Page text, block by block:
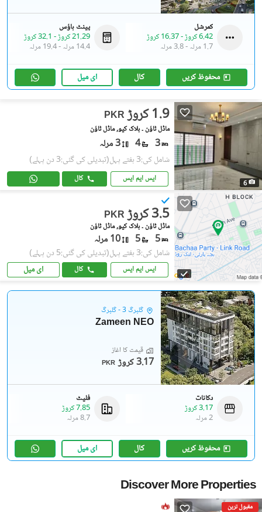
کمرشل
6.42 کروڑ
-16.37 کروڑ
1.7 مرلہ
-3.8 مرلہ
پینٹ ہاؤس
21.29 کروڑ
- 32.1 کروڑ
14.4 مرلہ
-19.4 مرلہ
محفوظ کریں کال ای میل
6
PKR 1.9 کروڑ
ماڈل ٹاؤن ۔ بلاک کیو, ماڈل ٹاؤن
3
4 3 مرلہ
شامل کی:3 ہفتے پہل (تبدیلی کی گئی:3 دن پہلے)
ایس ایم ایس کال
PKR 3.5 کروڑ
ماڈل ٹاؤن ۔ بلاک کیو, ماڈل ٹاؤن
5
5 10 مرلہ
شامل کی:3 ہفتے پہل (تبدیلی کی گئی:5 دن پہلے)
ایس ایم ایس کال ای میل
گلبرگ 3 - گلبرگ
Zameen NEO
قیمت کا آغاز
PKR 3.17 کروڑ
دکانات
3.17 کروڑ
2 مرلہ
فلیٹ
7.85 کروڑ
8.7 مرلہ
محفوظ کریں کال ای میل
Discover More Properties
مقبول ترین